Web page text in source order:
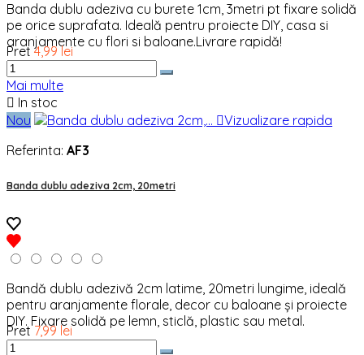
Banda dublu adeziva cu burete 1cm, 3metri pt fixare solidă
pe orice suprafata. Ideală pentru proiecte DIY, casa si
aranjamente cu flori si baloane.Livrare rapidă!
Pret 4,99 lei
Mai multe
 In stoc
Nou
Vizualizare rapida
Referinta: AF3
Banda dublu adeziva 2cm, 20metri
Bandă dublu adezivă 2cm latime, 20metri lungime, ideală
pentru aranjamente florale, decor cu baloane și proiecte
DIY. Fixare solidă pe lemn, sticlă, plastic sau metal.
Pret 7,99 lei